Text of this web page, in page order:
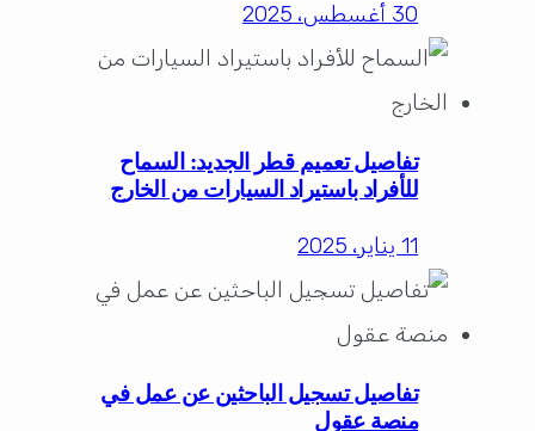
30 أغسطس، 2025
تفاصيل تعميم قطر الجديد: السماح
للأفراد باستيراد السيارات من الخارج
11 يناير، 2025
تفاصيل تسجيل الباحثين عن عمل في
منصة عقول